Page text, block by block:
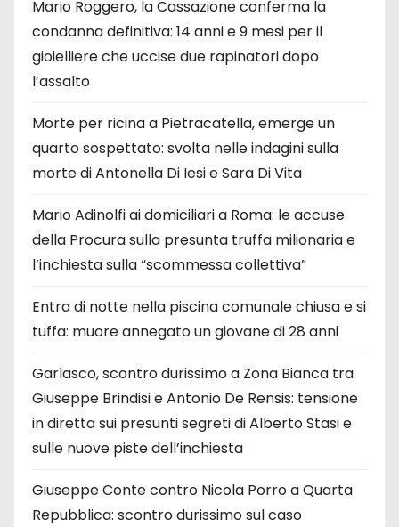
Mario Roggero, la Cassazione conferma la
condanna definitiva: 14 anni e 9 mesi per il
gioielliere che uccise due rapinatori dopo
l’assalto
Morte per ricina a Pietracatella, emerge un
quarto sospettato: svolta nelle indagini sulla
morte di Antonella Di Iesi e Sara Di Vita
Mario Adinolfi ai domiciliari a Roma: le accuse
della Procura sulla presunta truffa milionaria e
l’inchiesta sulla “scommessa collettiva”
Entra di notte nella piscina comunale chiusa e si
tuffa: muore annegato un giovane di 28 anni
Garlasco, scontro durissimo a Zona Bianca tra
Giuseppe Brindisi e Antonio De Rensis: tensione
in diretta sui presunti segreti di Alberto Stasi e
sulle nuove piste dell’inchiesta
Giuseppe Conte contro Nicola Porro a Quarta
Repubblica: scontro durissimo sul caso